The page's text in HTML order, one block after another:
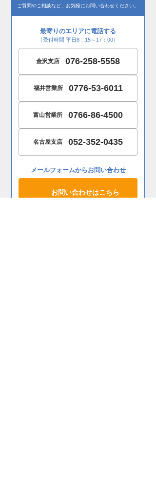
ご質問やご相談など、お気軽にお問い合わせください。
最寄りのエリアに電話する
（受付時間 平日8：15～17：00）
金沢支店 076-258-5558
福井営業所 0776-53-6011
富山営業所 0766-86-4500
名古屋支店 052-352-0435
メールフォームからお問い合わせ
お問い合わせはこちら